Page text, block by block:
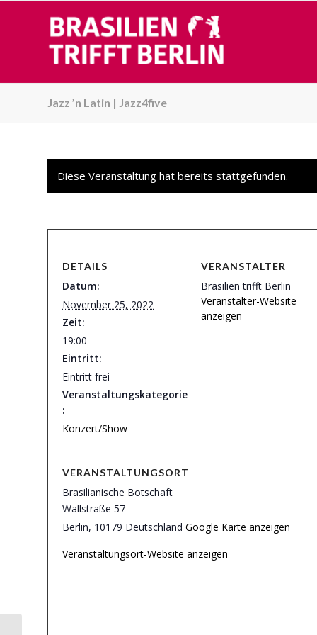
Jazz ’n Latin | Jazz4five
Diese Veranstaltung hat bereits stattgefunden.
DETAILS
Datum:
November 25, 2022
Zeit:
19:00
Eintritt:
Eintritt frei
Veranstaltungskategorie
:
Konzert/Show
VERANSTALTER
Brasilien trifft Berlin
Veranstalter-Website
anzeigen
VERANSTALTUNGSORT
Brasilianische Botschaft
Wallstraße 57
Berlin, 10179 Deutschland Google Karte anzeigen
Veranstaltungsort-Website anzeigen